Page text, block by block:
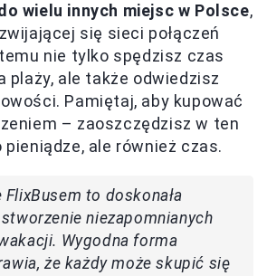
wielu innych miejsc w Polsce,
się sieci połączeń
nie tylko spędzisz czas
plaży, ale także odwiedzisz
Pamiętaj, aby kupować
– zaoszczędzisz w ten
ale również czas.
to doskonała
niezapomnianych
Wygodna forma
że każdy może skupić się